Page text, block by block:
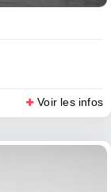
Voir les infos